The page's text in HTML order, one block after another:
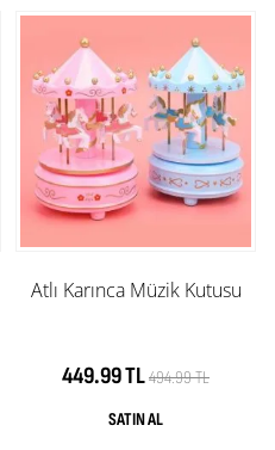
Atlı Karınca Müzik Kutusu
449.99 TL494.99 TL